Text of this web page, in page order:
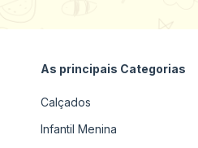
As principais Categorias
Calçados
Infantil Menina